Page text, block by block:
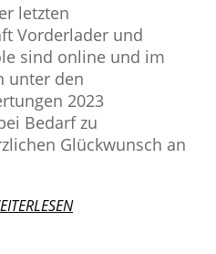
Vorderlader und
sind online und im
unter den
2023
Bedarf zu
Glückwunsch an